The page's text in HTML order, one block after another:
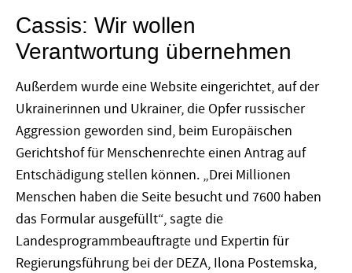
Cassis: Wir wollen
Verantwortung übernehmen
Außerdem wurde eine Website eingerichtet, auf der
Ukrainerinnen und Ukrainer, die Opfer russischer
Aggression geworden sind, beim Europäischen
Gerichtshof für Menschenrechte einen Antrag auf
Entschädigung stellen können. „Drei Millionen
Menschen haben die Seite besucht und 7600 haben
das Formular ausgefüllt“, sagte die
Landesprogrammbeauftragte und Expertin für
Regierungsführung bei der DEZA, Ilona Postemska,